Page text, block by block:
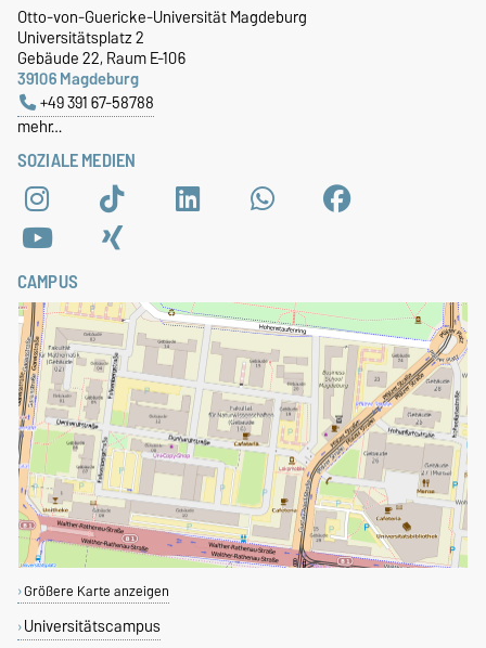
SOZIALE MEDIEN
Otto-von-Guericke-Universität Magdeburg
Universitätsplatz 2
Gebäude 22, Raum E-106
39106 Magdeburg
+49 391 67-58788
mehr…
CAMPUS
Größere Karte anzeigen
Universitätscampus